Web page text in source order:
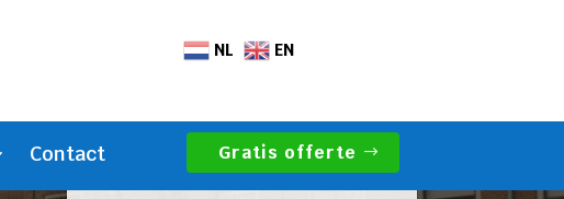
NL EN
Contact Gratis offerte